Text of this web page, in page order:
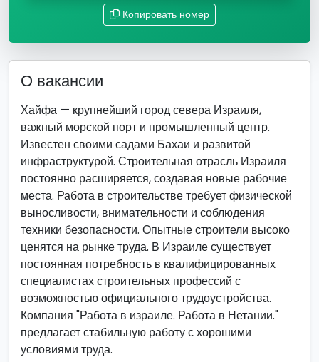
Копировать номер
О вакансии
Хайфа — крупнейший город севера Израиля,
важный морской порт и промышленный центр.
Известен своими садами Бахаи и развитой
инфраструктурой. Строительная отрасль Израиля
постоянно расширяется, создавая новые рабочие
места. Работа в строительстве требует физической
выносливости, внимательности и соблюдения
техники безопасности. Опытные строители высоко
ценятся на рынке труда. В Израиле существует
постоянная потребность в квалифицированных
специалистах строительных профессий с
возможностью официального трудоустройства.
Компания "Работа в израиле. Работа в Нетании."
предлагает стабильную работу с хорошими
условиями труда.